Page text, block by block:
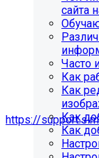
Мы подготовили
https://
Рекомендуем
сайта
Часто
Как
Как
Как
Как